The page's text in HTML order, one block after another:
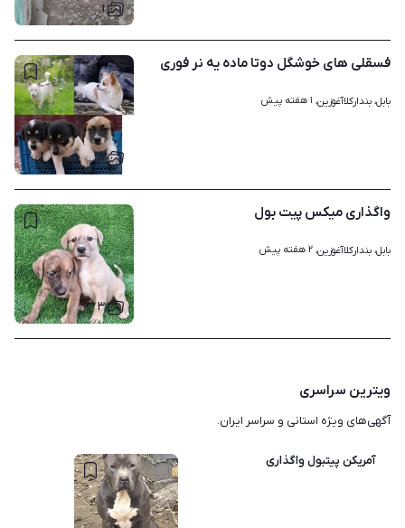
۱
۸
فسقلی های خوشگل دوتا ماده یه نر فوری
بابل، بندارکلاآغوزین، ۱ هفته پیش
۳
واگذاری میکس پیت بول
بابل، بندارکلاآغوزین، ۲ هفته پیش
ویترین سراسری
آگهی‌های ویژه استانی و سراسر ایران.
آمریکن پیتبول واگذاری